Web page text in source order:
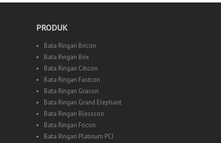
PRODUK
Bata Ringan Bricon
Bata Ringan Brix
Bata Ringan Citicon
Bata Ringan Fastcon
Bata Ringan Gracon
Bata Ringan Grand Elephant
Bata Ringan Blesscon
Bata Ringan Focon
Bata Ringan Platinum PCI